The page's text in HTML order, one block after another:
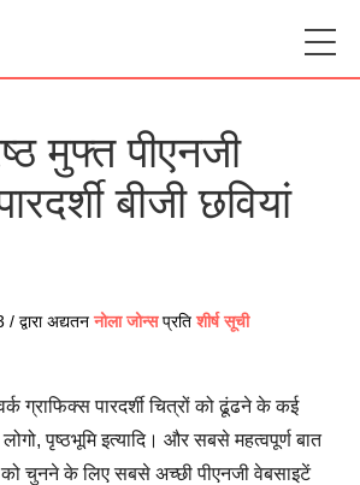
मुफ्त पीएनजी
बीजी छवियां
अद्यतन नोला जोन्सप्रतिशीर्ष सूची
ग्राफिक्स पारदर्शी चित्रों को ढूंढने के कई
पृष्ठभूमि इत्यादि। और सबसे महत्वपूर्ण बात
को चुनने के लिए सबसे अच्छी पीएनजी वेबसाइटें